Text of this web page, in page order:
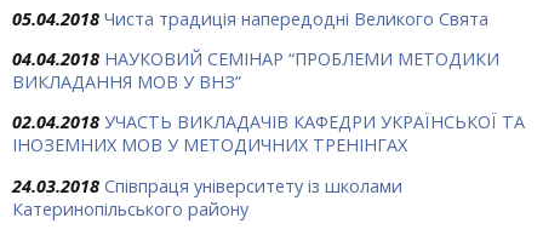
05.04.2018 Чиста традиція напередодні Великого Свята
04.04.2018 НАУКОВИЙ СЕМІНАР “ПРОБЛЕМИ МЕТОДИКИ
ВИКЛАДАННЯ МОВ У ВНЗ”
02.04.2018 УЧАСТЬ ВИКЛАДАЧІВ КАФЕДРИ УКРАЇНСЬКОЇ ТА
ІНОЗЕМНИХ МОВ У МЕТОДИЧНИХ ТРЕНІНГАХ
24.03.2018 Співпраця університету із школами
Катеринопільського району